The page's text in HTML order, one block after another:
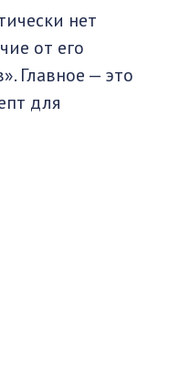
нет
от его
Главное — это
для